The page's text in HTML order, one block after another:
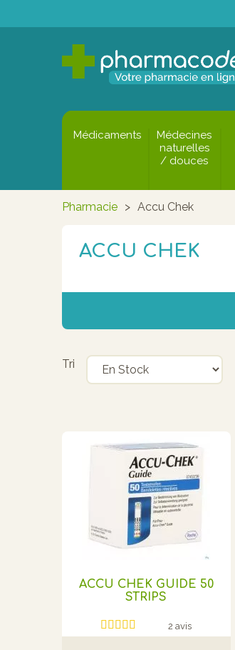
Médicaments
Médecines
naturelles
/ douces
Pharmacie > Accu Chek
ACCU CHEK
Tri
ACCU CHEK GUIDE 50
STRIPS
2 avis